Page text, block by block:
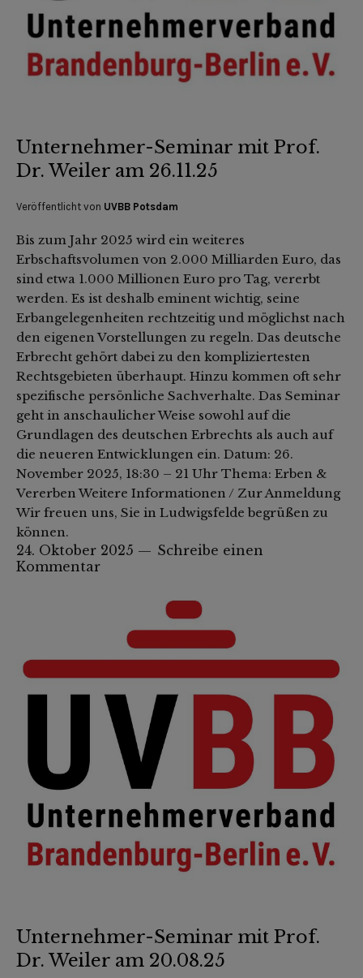
Unternehmer-Seminar mit Prof.
Dr. Weiler am 26.11.25
Veröffentlicht von UVBB Potsdam
Bis zum Jahr 2025 wird ein weiteres
Erbschaftsvolumen von 2.000 Milliarden Euro, das
sind etwa 1.000 Millionen Euro pro Tag, vererbt
werden. Es ist deshalb eminent wichtig, seine
Erbangelegenheiten rechtzeitig und möglichst nach
den eigenen Vorstellungen zu regeln. Das deutsche
Erbrecht gehört dabei zu den kompliziertesten
Rechtsgebieten überhaupt. Hinzu kommen oft sehr
spezifische persönliche Sachverhalte. Das Seminar
geht in anschaulicher Weise sowohl auf die
Grundlagen des deutschen Erbrechts als auch auf
die neueren Entwicklungen ein. Datum: 26.
November 2025, 18:30 – 21 Uhr Thema: Erben &
Vererben Weitere Informationen / Zur Anmeldung
Wir freuen uns, Sie in Ludwigsfelde begrüßen zu
können.
24. Oktober 2025
Schreibe einen
Kommentar
Unternehmer-Seminar mit Prof.
Dr. Weiler am 20.08.25